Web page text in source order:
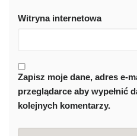
Witryna internetowa
Zapisz moje dane, adres e-
przeglądarce aby wypełnić
kolejnych komentarzy.